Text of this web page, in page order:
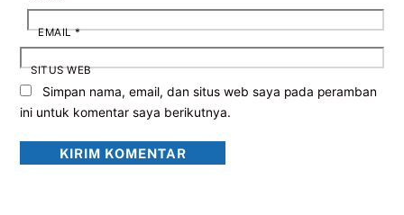
EMAIL*
SITUS WEB
Simpan nama, email, dan situs web saya pada peramban
ini untuk komentar saya berikutnya.